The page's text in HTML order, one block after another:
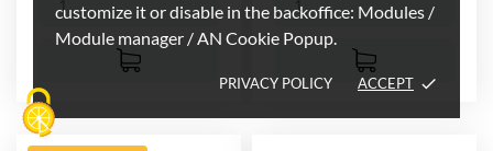
customize it or disable in the backoffice: Modules /
Module manager / AN Cookie Popup.
PRIVACY POLICY ACCEPT done